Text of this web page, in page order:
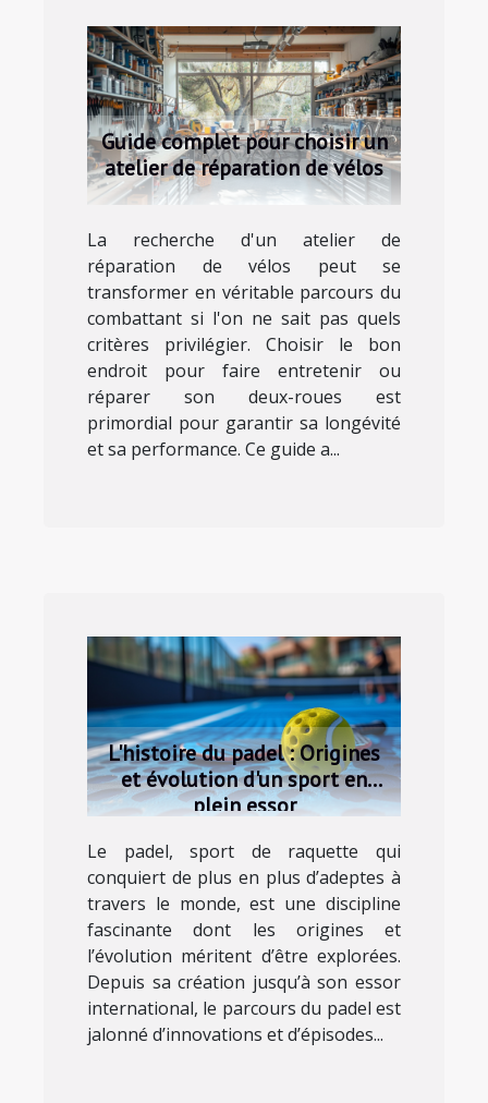
Guide complet pour choisir un
atelier de réparation de vélos
La recherche d'un atelier de
réparation de vélos peut se
transformer en véritable parcours du
combattant si l'on ne sait pas quels
critères privilégier. Choisir le bon
endroit pour faire entretenir ou
réparer son deux-roues est
primordial pour garantir sa longévité
et sa performance. Ce guide a...
L'histoire du padel : Origines
et évolution d'un sport en
plein essor
Le padel, sport de raquette qui
conquiert de plus en plus d’adeptes à
travers le monde, est une discipline
fascinante dont les origines et
l’évolution méritent d’être explorées.
Depuis sa création jusqu’à son essor
international, le parcours du padel est
jalonné d’innovations et d’épisodes...